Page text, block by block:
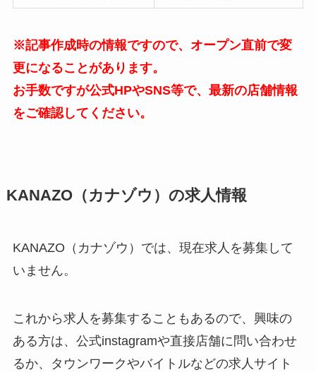
※記事作成時の情報ですので、オープン直前で変
更になることがあります。
お手数ですが公式HPやSNS等で、最新の店舗情報
をご確認してください。
KANAZO（カナゾウ）の求人情報
KANAZO（カナゾウ）では、現在求人を募集して
いません。
これから求人を募集することもあるので、興味の
ある方は、公式instagramや直接店舗に問い合わせ
るか、タウンワークやバイトルなどの求人サイト